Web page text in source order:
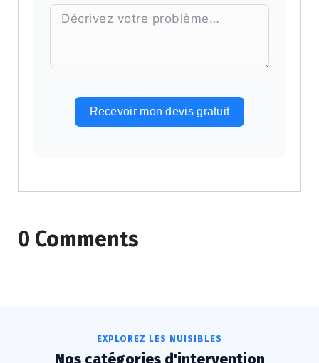
Recevoir mon devis gratuit
0 Comments
EXPLOREZ LES NUISIBLES